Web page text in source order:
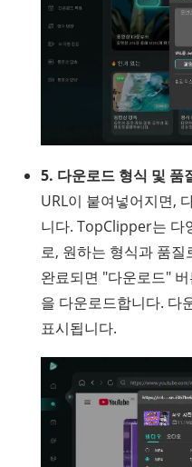
5. 다운로드 형식 및 품
URL이 붙여넣어지면,
니다. TopClipper는 다
로, 원하는 형식과 품
완료되면 "다운로드"
을 다운로드합니다. 다
표시됩니다.